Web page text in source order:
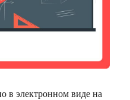
в электронном виде на